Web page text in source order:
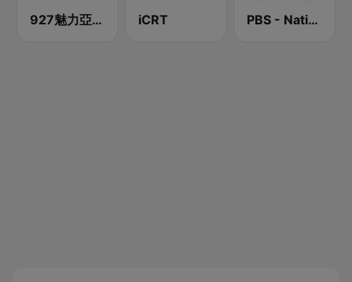
927魅力亞洲 Asia FM 亞洲電台 iCRT PBS - National Transportation